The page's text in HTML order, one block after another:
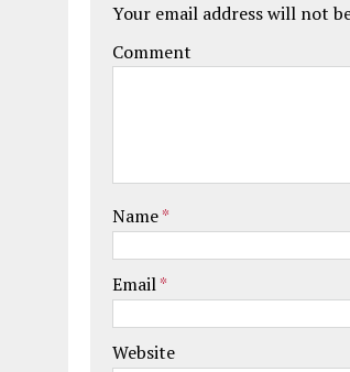
Your email address will not
Comment
Name*
Email*
Website